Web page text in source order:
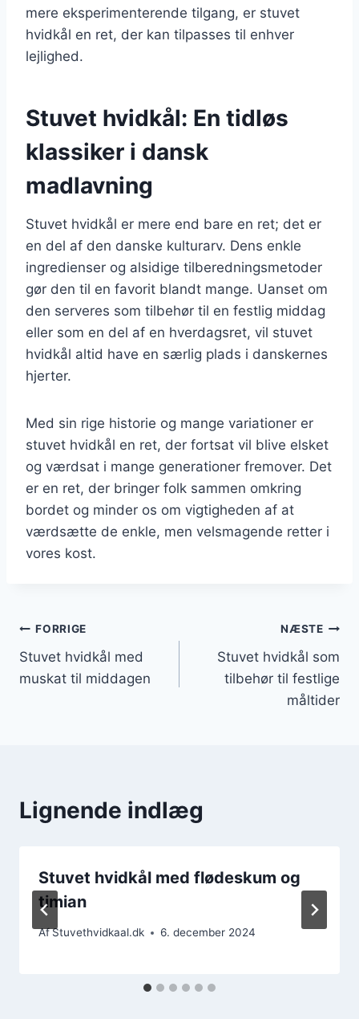
mere eksperimenterende tilgang, er stuvet
hvidkål en ret, der kan tilpasses til enhver
lejlighed.
Stuvet hvidkål: En tidløs
klassiker i dansk
madlavning
Stuvet hvidkål er mere end bare en ret; det er
en del af den danske kulturarv. Dens enkle
ingredienser og alsidige tilberedningsmetoder
gør den til en favorit blandt mange. Uanset om
den serveres som tilbehør til en festlig middag
eller som en del af en hverdagsret, vil stuvet
hvidkål altid have en særlig plads i danskernes
hjerter.
Med sin rige historie og mange variationer er
stuvet hvidkål en ret, der fortsat vil blive elsket
og værdsat i mange generationer fremover. Det
er en ret, der bringer folk sammen omkring
bordet og minder os om vigtigheden af at
værdsætte de enkle, men velsmagende retter i
vores kost.
Indlægsnavigation
FORRIGE
Stuvet hvidkål med
muskat til middagen
NÆSTE
Stuvet hvidkål som
tilbehør til festlige
måltider
Lignende indlæg
Stuvet hvidkål med flødeskum og
timian
AfStuvethvidkaal.dk 6. december 2024